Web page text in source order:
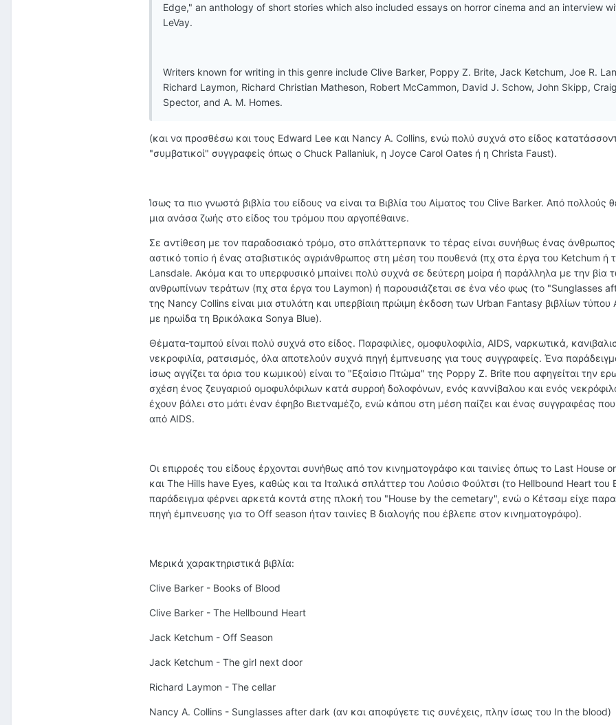
Edge," an anthology of short stories which also included essays on horror cinema and an interview
LeVay.
Writers known for writing in this genre include Clive Barker, Poppy Z. Brite, Jack Ketchum, Joe R.
Richard Laymon, Richard Christian Matheson, Robert McCammon, David J. Schow, John Skipp,
Spector, and A. M. Homes.
(και να προσθέσω και τους Edward Lee και Nancy A. Collins, ενώ πολύ συχνά στο είδος
"συμβατικοί" συγγραφείς όπως ο Chuck Pallaniuk, η Joyce Carol Oates ή η Christa Faust).
Ίσως τα πιο γνωστά βιβλία του είδους να είναι τα Βιβλία του Αίματος του Clive Barker. Από πολλούς
μια ανάσα ζωής στο είδος του τρόμου που αργοπέθαινε.
Σε αντίθεση με τον παραδοσιακό τρόμο, στο σπλάττερπανκ το τέρας είναι συνήθως ένας
αστικό τοπίο ή ένας αταβιστικός αγριάνθρωπος στη μέση του πουθενά (πχ στα έργα του Ketchum ή
Lansdale. Ακόμα και το υπερφυσικό μπαίνει πολύ συχνά σε δεύτερη μοίρα ή παράλληλα με την βία
ανθρωπίνων τεράτων (πχ στα έργα του Laymon) ή παρουσιάζεται σε ένα νέο φως (το "Sunglasses
της Nancy Collins είναι μια στυλάτη και υπερβίαιη πρώιμη έκδοση των Urban Fantasy βιβλίων τύπου
με ηρωίδα τη Βρικόλακα Sonya Blue).
Θέματα-ταμπού είναι πολύ συχνά στο είδος. Παραφιλίες, ομοφυλοφιλία, AIDS, ναρκωτικά,
νεκροφιλία, ρατσισμός, όλα αποτελούν συχνά πηγή έμπνευσης για τους συγγραφείς. Ένα
ίσως αγγίζει τα όρια του κωμικού) είναι το "Εξαίσιο Πτώμα" της Poppy Z. Brite που αφηγείται την
σχέση ένος ζευγαριού ομοφυλόφιλων κατά συρροή δολοφόνων, ενός καννίβαλου και ενός
έχουν βάλει στο μάτι έναν έφηβο Βιετναμέζο, ενώ κάπου στη μέση παίζει και ένας συγγραφέας που
από AIDS.
Οι επιρροές του είδους έρχονται συνήθως από τον κινηματογράφο και ταινίες όπως το Last House
και The Hills have Eyes, καθώς και τα Ιταλικά σπλάττερ του Λούσιο Φούλτσι (το Hellbound Heart του
παράδειγμα φέρνει αρκετά κοντά στης πλοκή του "House by the cemetary", ενώ ο Κέτσαμ είχε
πηγή έμπνευσης για το Off season ήταν ταινίες Β διαλογής που έβλεπε στον κινηματογράφο).
Μερικά χαρακτηριστικά βιβλία:
Clive Barker - Books of Blood
Clive Barker - The Hellbound Heart
Jack Ketchum - Off Season
Jack Ketchum - The girl next door
Richard Laymon - The cellar
Nancy A. Collins - Sunglasses after dark (αν και αποφύγετε τις συνέχεις, πλην ίσως του In the blood)